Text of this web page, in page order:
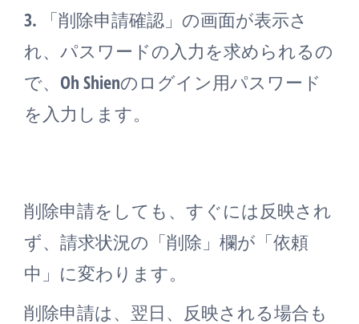
3. 「削除申請確認」の画面が表示さ
れ、パスワードの入力を求められるの
で、Oh Shienのログイン用パスワード
を入力します。
削除申請をしても、すぐには反映され
ず、請求状況の「削除」欄が「依頼
中」に変わります。
削除申請は、翌日、反映される場合も